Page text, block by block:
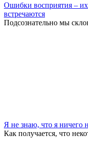
Ошибки восприятия –
встречаются
Подсознательно мы
Я не знаю, что я
Как получается, что